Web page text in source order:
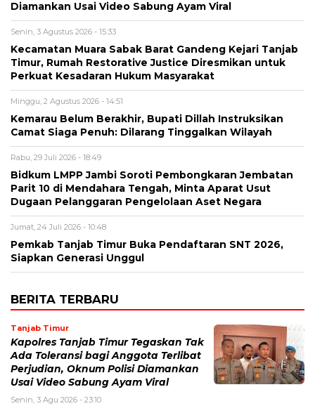
Diamankan Usai Video Sabung Ayam Viral
Senin, 3 Agustus 2026 - 15:33
Kecamatan Muara Sabak Barat Gandeng Kejari Tanjab
Timur, Rumah Restorative Justice Diresmikan untuk
Perkuat Kesadaran Hukum Masyarakat
Minggu, 2 Agustus 2026 - 14:51
Kemarau Belum Berakhir, Bupati Dillah Instruksikan
Camat Siaga Penuh: Dilarang Tinggalkan Wilayah
Rabu, 29 Juli 2026 - 18:49
Bidkum LMPP Jambi Soroti Pembongkaran Jembatan
Parit 10 di Mendahara Tengah, Minta Aparat Usut
Dugaan Pelanggaran Pengelolaan Aset Negara
Jumat, 24 Juli 2026 - 10:48
Pemkab Tanjab Timur Buka Pendaftaran SNT 2026,
Siapkan Generasi Unggul
BERITA TERBARU
Tanjab Timur
Kapolres Tanjab Timur Tegaskan Tak
Ada Toleransi bagi Anggota Terlibat
Perjudian, Oknum Polisi Diamankan
Usai Video Sabung Ayam Viral
Senin, 3 Agu 2026 - 23:10